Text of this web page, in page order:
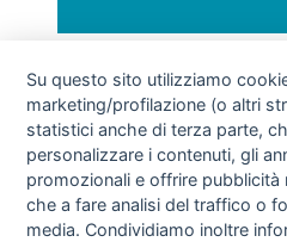
TARIFFE VENDITE
TRIMESTRE 2020
Su questo sito utilizziamo
marketing/profilazione (o altri
statistici anche di terza parte,
personalizzare i contenuti, gli
promozionali e offrire pubblicità
che a fare analisi del traffico o
media. Condividiamo inoltre